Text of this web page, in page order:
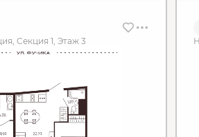
Секция 1, Этаж 3